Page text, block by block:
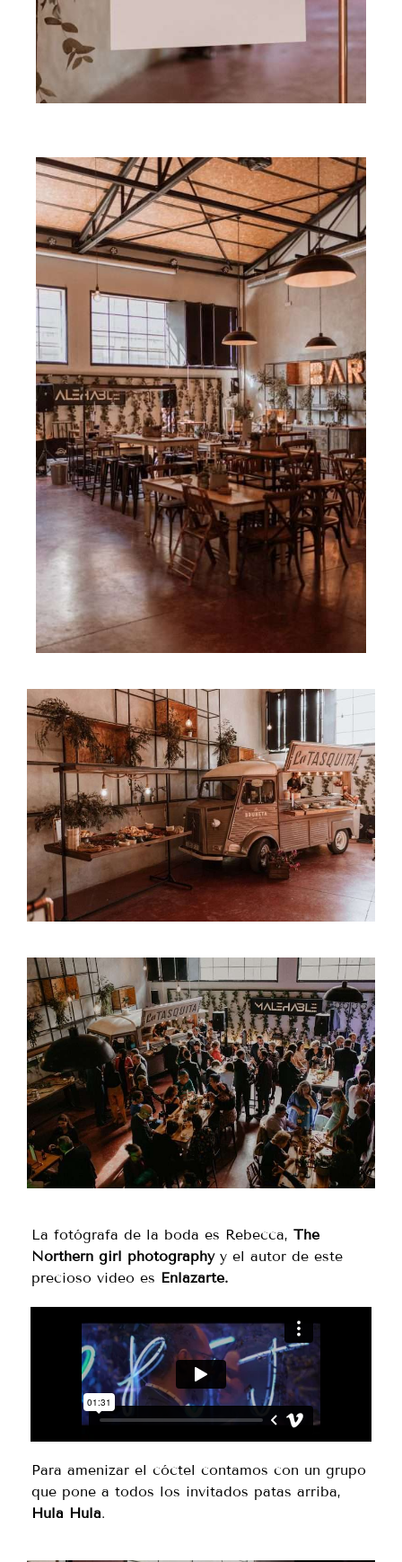
La fotógrafa de la boda es Rebecca, The
Northern girl photographyy el autor de este
precioso video es Enlazarte.
Para amenizar el cóctel contamos con un grupo
que pone a todos los invitados patas arriba,
Hula Hula.